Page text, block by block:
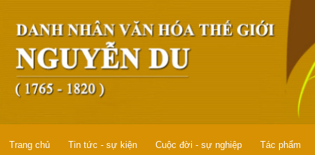
Trang chủ Tin tức - sự kiện Cuộc đời - sự nghiệp Tác phẩm